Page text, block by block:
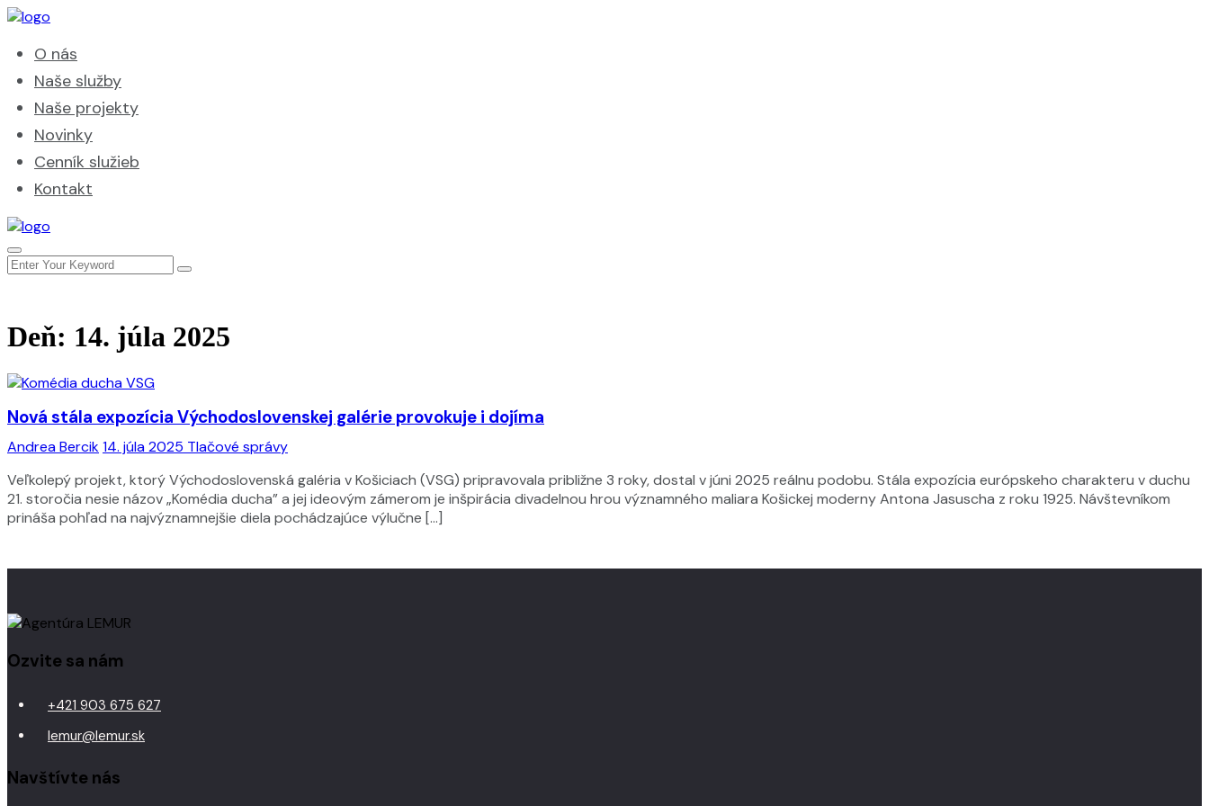
O nás
Naše služby
Naše projekty
Novinky
Cenník služieb
Kontakt
Deň: 14. júla 2025
Andrea Bercik14. júla 2025 Tlačové správy
Nová stála expozícia Východoslovenskej galérie provokuje i dojíma
Veľkolepý projekt, ktorý Východoslovenská galéria v Košiciach (VSG) pripravovala približne 3 roky, dostal v júni 2025 reálnu podobu. Stála expozícia európskeho charakteru v duchu
21. storočia nesie názov „Komédia ducha” a jej ideovým zámerom je inšpirácia divadelnou hrou významného maliara Košickej moderny Antona Jasuscha z roku 1925. Návštevníkom
prináša pohľad na najvýznamnejšie diela pochádzajúce výlučne […]
Ozvite sa nám
+421 903 675 627
lemur@lemur.sk
Navštívte nás